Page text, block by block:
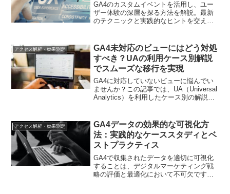
GA4のカスタムイベントを活用し、ユー
ザー体験の深層を探る方法を解説。最新
のテクニックと実践的なヒントを交え
アクセス解析・効果測定
GA4未対応のビューにはどう対処
すべき？UAの利用ケース別解説
でスムーズな移行を実現
GA4に対応していないビューに悩んでい
ませんか？この記事では、UA（Universal
Analytics）を利用したケース別の解説
介します。
アクセス解析・効果測定
GA4データの効果的な可視化方
法：実践的なケーススタディとベ
ストプラクティス
GA4で収集されたデータを適切に可視化
することは、デジタルマーケティング戦
略の評価と最適化において不可欠です。